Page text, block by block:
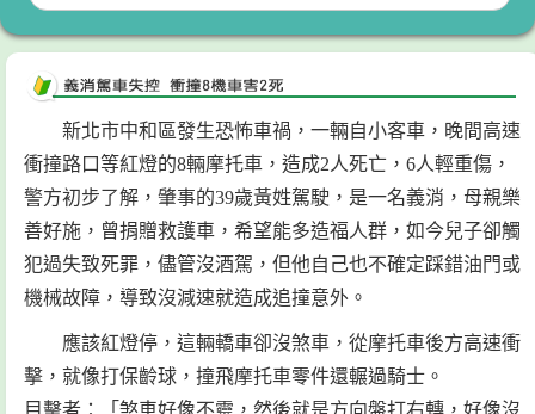
新北市中和區發生恐怖車禍，一輛自小客車，晚間高速
衝撞路口等紅燈的8輛摩托車，造成2人死亡，6人輕重傷，
警方初步了解，肇事的39歲黃姓駕駛，是一名義消，母親樂
善好施，曾捐贈救護車，希望能多造福人群，如今兒子卻觸
犯過失致死罪，儘管沒酒駕，但他自己也不確定踩錯油門或
機械故障，導致沒減速就造成追撞意外。
應該紅燈停，這輛轎車卻沒煞車，從摩托車後方高速衝
擊，就像打保齡球，撞飛摩托車零件還輾過騎士。
目擊者：「煞車好像不靈，然後就是方向盤打右轉，好像沒